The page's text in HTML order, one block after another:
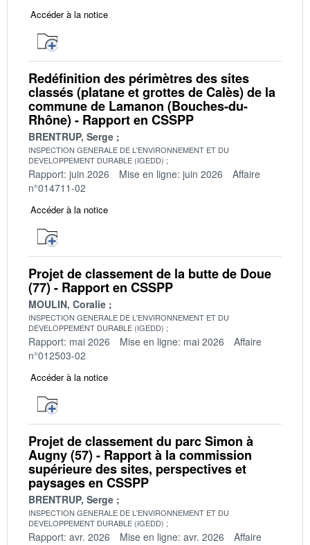
Accéder à la notice
Redéfinition des périmètres des sites
classés (platane et grottes de Calès) de la
commune de Lamanon (Bouches-du-
Rhône) - Rapport en CSSPP
BRENTRUP, Serge
INSPECTION GENERALE DE L'ENVIRONNEMENT ET DU
DEVELOPPEMENT DURABLE (IGEDD)
Rapport: juin 2026 Mise en ligne: juin 2026
Affaire
n°014711-02
Accéder à la notice
Projet de classement de la butte de Doue
(77) - Rapport en CSSPP
MOULIN, Coralie
INSPECTION GENERALE DE L'ENVIRONNEMENT ET DU
DEVELOPPEMENT DURABLE (IGEDD)
Rapport: mai 2026 Mise en ligne: mai 2026
Affaire
n°012503-02
Accéder à la notice
Projet de classement du parc Simon à
Augny (57) - Rapport à la commission
supérieure des sites, perspectives et
paysages en CSSPP
BRENTRUP, Serge
INSPECTION GENERALE DE L'ENVIRONNEMENT ET DU
DEVELOPPEMENT DURABLE (IGEDD)
Rapport: avr. 2026 Mise en ligne: avr. 2026
Affaire